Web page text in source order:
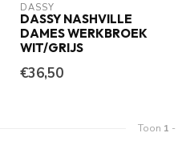
DASSY
DASSY NASHVILLE
DAMES WERKBROEK
WIT/GRIJS
€36,50
Toon 1 -